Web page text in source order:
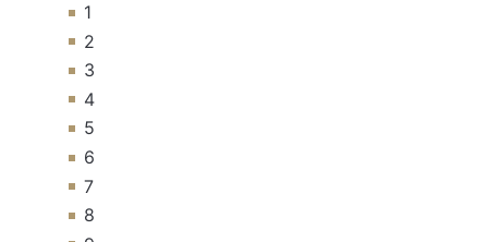
1
2
3
4
5
6
7
8